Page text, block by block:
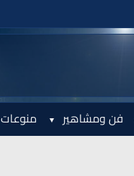
فن ومشاهير منوعات